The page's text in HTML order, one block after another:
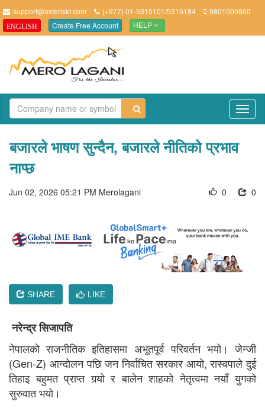
support@asteriskt.com (+977) 01-5315101/5315184 9801000860
ENGLISH Create Free Account HELP
बजारले भाषण सुन्दैन, बजारले नीतिको प्रभाव
नाप्छ
Jun 02, 2026 05:21 PM Merolagani 0
0
SHARE LIKE
नरेन्द्र सिजापति
नेपालको राजनीतिक इतिहासमा अभूतपूर्व परिवर्तन भयो। जेन्जी
(Gen-Z) आन्दोलन पछि जन निर्वाचित सरकार आयो, रास्वपाले दुई
तिहाइ बहुमत प्राप्त गर्‍यो र बालेन शाहको नेतृत्वमा नयाँ युगको
सुरुवात भयो।